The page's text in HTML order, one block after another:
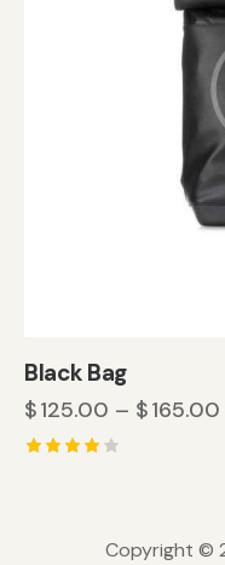
Black Bag
$125.00 – $165.00
Copyright ©